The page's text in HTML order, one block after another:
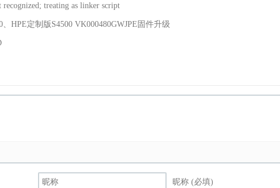
treating as linker script
HPE定制版S4500 VK000480GWJPE固件升级
昵称 (必填)